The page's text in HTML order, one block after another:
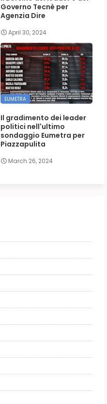
Governo Tecnè per
Agenzia Dire
April 30, 2024
EUMETRA
Il gradimento dei leader
politici nell'ultimo
sondaggio Eumetra per
Piazzapulita
March 26, 2024